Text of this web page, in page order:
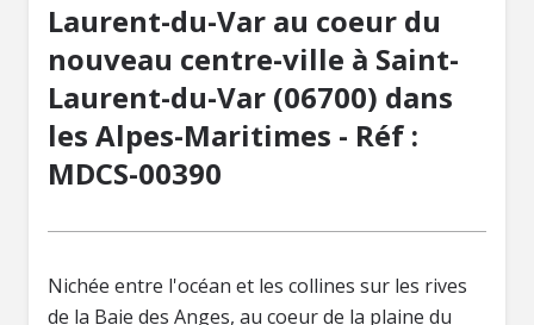
Laurent-du-Var au coeur du
nouveau centre-ville à Saint-
Laurent-du-Var (06700) dans
les Alpes-Maritimes - Réf :
MDCS-00390
Nichée entre l'océan et les collines sur les rives
de la Baie des Anges, au coeur de la plaine du